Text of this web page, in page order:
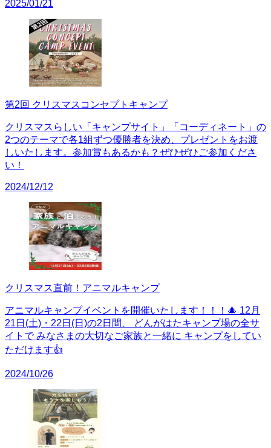
2025/01/21
第2回 クリスマスコンセプトキャンプ
クリスマスらしい「キャンプサイト」「コーディネート」の
2つのテーマで各1組ずつ優勝者を決め、プレゼントをお渡
しいたします。参加賞もあるかも？ぜひぜひご参加くださ
い！
2024/12/12
クリスマス直前！アニマルキャンプ
アニマルキャンプイベントを開催いたします！！！🎄 12月
21日(土)・22日(日)の2日間、 どんがはたキャンプ場の全サ
イトで みなさまの大切なご家族と一緒に キャンプをしてい
ただけます👍
2024/10/26